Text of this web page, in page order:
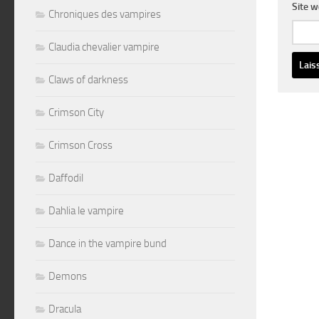
Site
Chroniques des vampires
Claudia chevalier vampire
Claws of darkness
Crimson City
Crimson Cross
Daffodil
Dahlia le vampire
Dance in the vampire bund
Demons
Dracula